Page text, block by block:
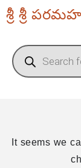
శ్రీ శ్రీ
It seems we